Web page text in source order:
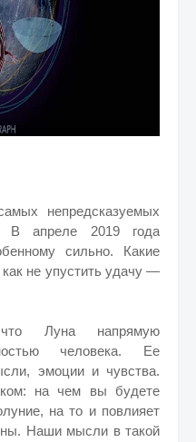
непредсказуемых
В апреле 2019 года
сильно. Какие
не упустить удачу —
Луна напрямую
человека. Ее
эмоции и чувства.
на чем вы будете
на то и повлияет
Наши мысли в такой